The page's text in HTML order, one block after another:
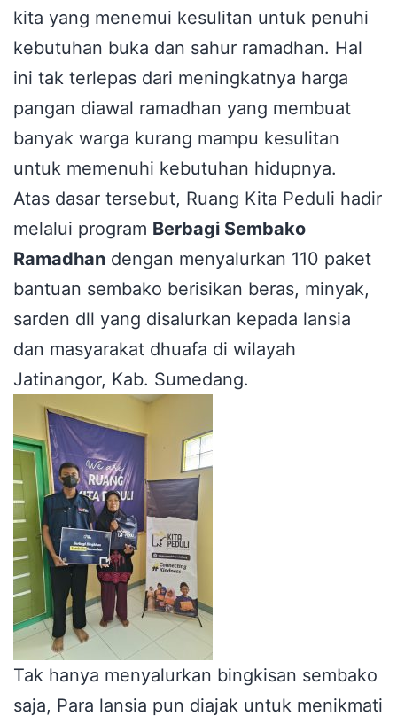
kita yang menemui kesulitan untuk penuhi
kebutuhan buka dan sahur ramadhan. Hal
ini tak terlepas dari meningkatnya harga
pangan diawal ramadhan yang membuat
banyak warga kurang mampu kesulitan
untuk memenuhi kebutuhan hidupnya.
Atas dasar tersebut, Ruang Kita Peduli hadir
melalui program Berbagi Sembako
Ramadhan dengan menyalurkan 110 paket
bantuan sembako berisikan beras, minyak,
sarden dll yang disalurkan kepada lansia
dan masyarakat dhuafa di wilayah
Jatinangor, Kab. Sumedang.
Tak hanya menyalurkan bingkisan sembako
saja, Para lansia pun diajak untuk menikmati